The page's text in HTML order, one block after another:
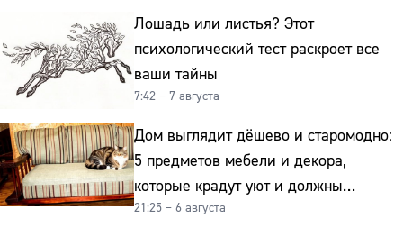
Лошадь или листья? Этот
психологический тест раскроет все
ваши тайны
7:42 – 7 августа
Дом выглядит дёшево и старомодно:
5 предметов мебели и декора,
которые крадут уют и должны
отправиться на свалку прямо сейчас
21:25 – 6 августа